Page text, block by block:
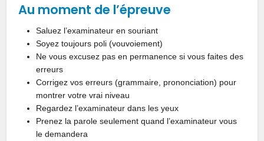
Au moment de l’épreuve
Saluez l’examinateur en souriant
Soyez toujours poli (vouvoiement)
Ne vous excusez pas en permanence si vous faites des
erreurs
Corrigez vos erreurs (grammaire, prononciation) pour
montrer votre vrai niveau
Regardez l’examinateur dans les yeux
Prenez la parole seulement quand l’examinateur vous
le demandera